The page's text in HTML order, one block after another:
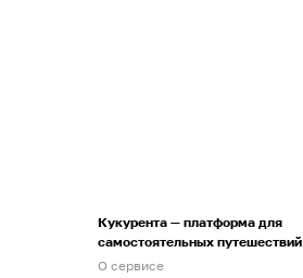
Кукурента — платформа для
самостоятельных путешествий
О сервисе